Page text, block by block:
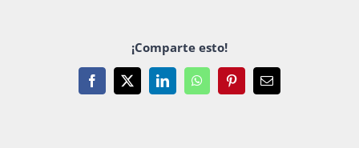
Súmate
¡Comparte esto!
Facebook
X LinkedInWhatsAppPinterestEmail